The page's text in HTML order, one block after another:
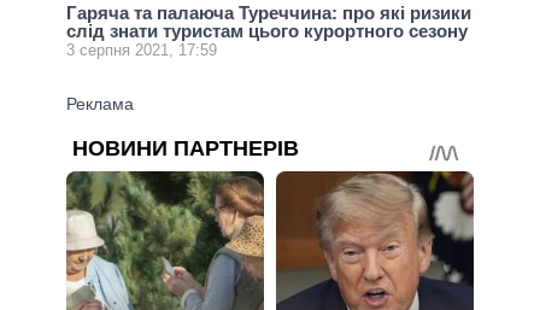
Гаряча та палаюча Туреччина: про які ризики
слід знати туристам цього курортного сезону
3 серпня 2021, 17:59